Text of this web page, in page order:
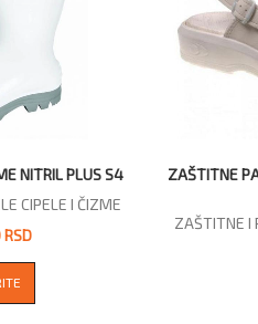
NITRIL PLUS S4
CIPELE I ČIZME
ZAŠTITNE
ZAŠTITNE I